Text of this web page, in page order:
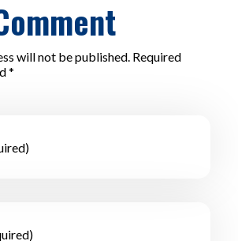
will not be published. Required
*